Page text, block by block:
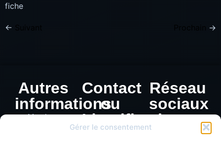
Gérer le consentement
fiche
← →
Autres
informations
Mentions
Contact
ou
Identification
de
Réseau
sociaux